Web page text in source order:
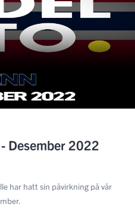
Desember 2022
har hatt sin påvirkning på vår